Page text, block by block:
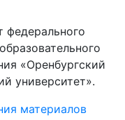
«Оренбургский
университет».
материалов